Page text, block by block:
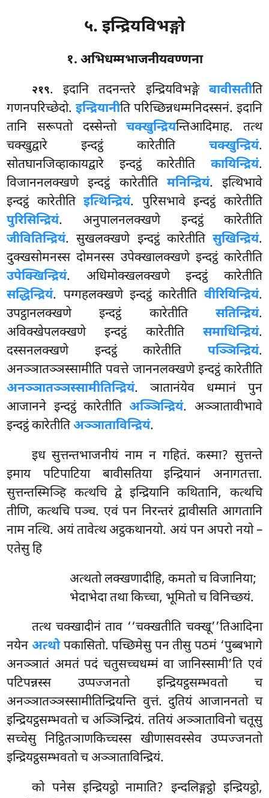
५. इन्द्रियविभङ्गो
१. अभिधम्मभाजनीयवण्णना
२१९. इदानितदनन्तरे इन्द्रियविभङ्गे बावीसतीति
गणनपरिच्छेदो.इन्द्रियानीति परिच्छिन्नधम्मनिदस्सनं. इदानि
तानि सरूपतो दस्सेन्तोचक्खुन्द्रियन्तिआदिमाह. तत्थ
चक्खुद्वारे इन्दट्ठं कारेतीति चक्खुन्द्रियं.
सोतघानजिव्हाकायद्वारे इन्दट्ठं कारेतीति कायिन्द्रियं.
विजाननलक्खणे इन्दट्ठं कारेतीति मनिन्द्रियं. इत्थिभावे
इन्दट्ठं कारेतीतिइत्थिन्द्रियं. पुरिसभावे इन्दट्ठं कारेतीति
पुरिसिन्द्रियं. अनुपालनलक्खणे इन्दट्ठं कारेतीति
जीवितिन्द्रियं. सुखलक्खणे इन्दट्ठं कारेतीति सुखिन्द्रियं.
दुक्खसोमनस्स दोमनस्स उपेक्खालक्खणे इन्दट्ठं कारेतीति
उपेक्खिन्द्रियं. अधिमोक्खलक्खणे इन्दट्ठं कारेतीति
सद्धिन्द्रियं. पग्गहलक्खणे इन्दट्ठं कारेतीति वीरियिन्द्रियं.
उपट्ठानलक्खणे इन्दट्ठं कारेतीति सतिन्द्रियं.
अविक्खेपलक्खणे इन्दट्ठं कारेतीति समाधिन्द्रियं.
दस्सनलक्खणे इन्दट्ठं कारेतीति पञ्ञिन्द्रियं.
अनञ्ञातञ्ञस्सामीति पवत्ते जाननलक्खणे इन्दट्ठं कारेतीति
अनञ्ञातञ्ञस्सामीतिन्द्रियं. ञातानंयेव धम्मानं पुन
आजानने इन्दट्ठं कारेतीतिअञ्ञिन्द्रियं. अञ्ञातावीभावे
इन्दट्ठं कारेतीतिअञ्ञाताविन्द्रियं.
इध सुत्तन्तभाजनीयं नाम न गहितं. कस्मा? सुत्तन्ते
इमाय पटिपाटिया बावीसतिया इन्द्रियानं अनागतत्ता.
सुत्तन्तस्मिञ्हि कत्थचि द्वे इन्द्रियानि कथितानि, कत्थचि
तीणि, कत्थचि पञ्च. एवं पन निरन्तरं द्वावीसति आगतानि
नाम नत्थि. अयं तावेत्थ अट्ठकथानयो. अयं पन अपरो नयो –
एतेसु हि
अत्थतोलक्खणादीहि, कमतो च विजानिया;
भेदाभेदा तथा किच्चा, भूमितो च विनिच्छयं.
तत्थ चक्खादीनं ताव ‘‘चक्खतीति चक्खू’’तिआदिना
नयेन अत्थोपकासितो. पच्छिमेसु पन तीसु पठमं ‘पुब्बभागे
अनञ्ञातं अमतं पदं चतुसच्चधम्मं वा जानिस्सामी’ति एवं
पटिपन्नस्स उप्पज्जनतो इन्द्रियट्ठसम्भवतो च
अनञ्ञातञ्ञस्सामीतिन्द्रियन्ति वुत्तं. दुतियं आजाननतो च
इन्द्रियट्ठसम्भवतो च अञ्ञिन्द्रियं. ततियं अञ्ञाताविनो चतूसु
सच्चेसु निट्ठितञाणकिच्चस्स खीणासवस्सेव उप्पज्जनतो
इन्द्रियट्ठसम्भवतो च अञ्ञाताविन्द्रियं.
को पनेस इन्द्रियट्ठो नामाति? इन्दलिङ्गट्ठो इन्द्रियट्ठो,